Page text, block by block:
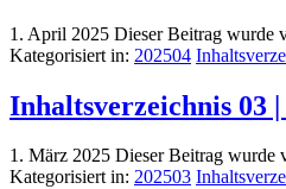
1. April 2025 Dieser Beitrag wurde
Kategorisiert in: 202504
Inhaltsverzeichnis 03 |
1. März 2025 Dieser Beitrag wurde
Kategorisiert in: 202503